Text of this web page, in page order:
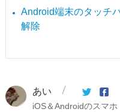
Android端末のタッチ
解除
あい
iOS＆Androidのスマ